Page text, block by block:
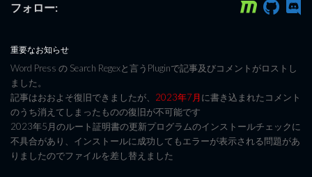
フォロー:
重要なお知らせ
Word Press の Search Regexと言うPluginで記事及びコメントがロストし
ました。
記事はおおよそ復旧できましたが、 2023年7月に書き込まれたコメント
のうち消えてしまったものの復旧が不可能です
2023年5月のルート証明書の更新プログラムのインストールチェックに
不具合があり、インストールに成功してもエラーが表示される問題があ
りましたのでファイルを差し替えました